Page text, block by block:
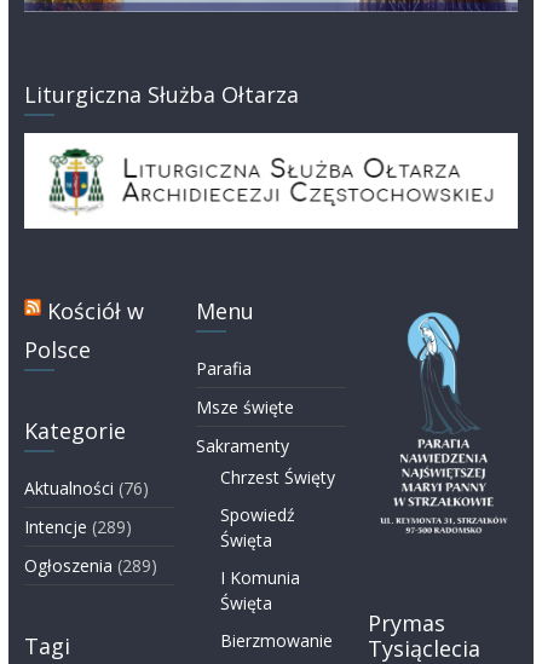
Liturgiczna Służba Ołtarza
Kościół w
Polsce
Kategorie
Aktualności (76)
Intencje (289)
Ogłoszenia (289)
Tagi
Menu
Parafia
Msze święte
Sakramenty
Chrzest Święty
Spowiedź
Święta
I Komunia
Święta
Bierzmowanie
Prymas
Tysiąclecia